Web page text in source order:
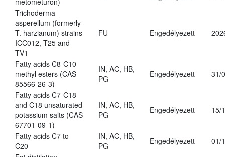
metometuron)
Trichoderma
asperellum (formerly
T. harzianum) strains
ICC012, T25 and
TV1
FU Engedélyezett
Fatty acids C8-C10
methyl esters (CAS
85566-26-3)
IN, AC, HB,
PG
Engedélyezett 31/
Fatty acids C7-C18
and C18 unsaturated
potassium salts (CAS
67701-09-1)
IN, AC, HB,
PG
Engedélyezett 15/
Fatty acids C7 to
C20
IN, AC, HB,
PG
Engedélyezett
01/